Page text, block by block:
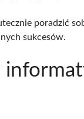
poradzić
sukcesów.